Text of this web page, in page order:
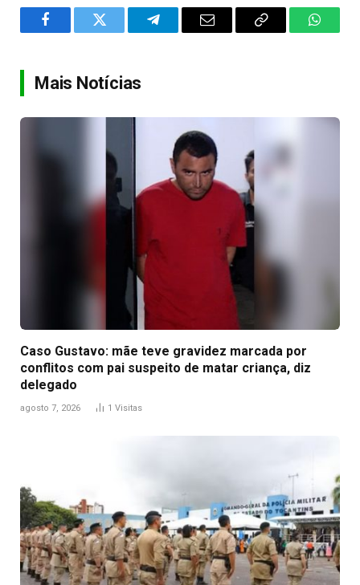
FacebookTwitter TelegramEmail
Copy
Mais Notícias
Caso Gustavo: mãe teve gravidez marcada por
conflitos com pai suspeito de matar criança, diz
delegado
agosto 7, 2026 1 Visitas